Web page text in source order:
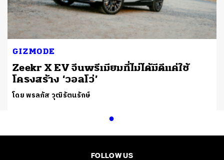
GIZMODE
Zeekr X EV จีนพรีเมียมที่ไม่ได้มีดีแค่ใช้
โครงสร้าง ‘วอลโว่’
โดย พรลภัส วุฒิรัตนรักษ์
FOLLOW US